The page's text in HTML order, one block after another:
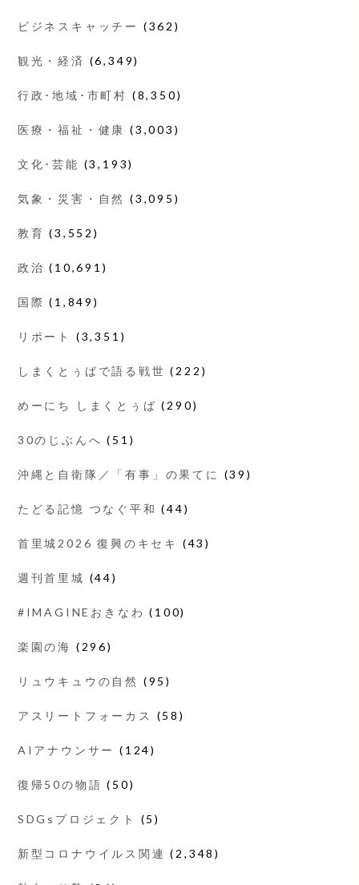
ビジネスキャッチー (362)
観光・経済 (6,349)
行政･地域･市町村 (8,350)
医療・福祉・健康 (3,003)
文化･芸能 (3,193)
気象・災害・自然 (3,095)
教育 (3,552)
政治 (10,691)
国際 (1,849)
リポート (3,351)
しまくとぅばで語る戦世 (222)
めーにち しまくとぅば (290)
30のじぶんへ (51)
沖縄と自衛隊／「有事」の果てに (39)
たどる記憶 つなぐ平和 (44)
首里城2026 復興のキセキ (43)
週刊首里城 (44)
#IMAGINEおきなわ (100)
楽園の海 (296)
リュウキュウの自然 (95)
アスリートフォーカス (58)
AIアナウンサー (124)
復帰50の物語 (50)
SDGsプロジェクト (5)
新型コロナウイルス関連 (2,348)